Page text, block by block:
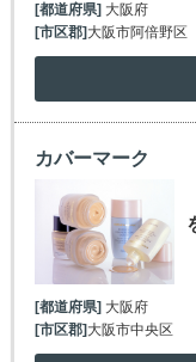
[都道府県] 大阪府
[市区郡] 大阪市阿倍野区
カバーマーク
[都道府県] 大阪府
[市区郡] 大阪市中央区